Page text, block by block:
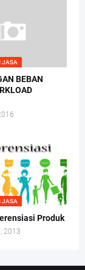
JASA
BEBAN
JASA
Produk
2013